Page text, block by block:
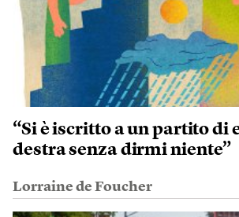
“Si è iscritto a un partito di
destra senza dirmi niente”
Lorraine de Foucher